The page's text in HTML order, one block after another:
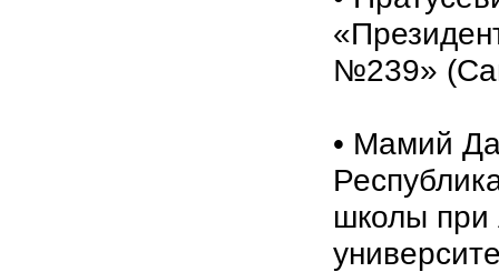
№239»
• Мамий
школы при